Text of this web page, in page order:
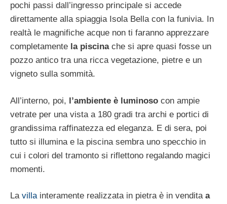
pochi passi dall’ingresso principale si accede
direttamente alla spiaggia Isola Bella con la funivia. In
realtà le magnifiche acque non ti faranno apprezzare
completamente la piscina che si apre quasi fosse un
pozzo antico tra una ricca vegetazione, pietre e un
vigneto sulla sommità.
All’interno, poi, l’ambiente è luminoso con ampie
vetrate per una vista a 180 gradi tra archi e portici di
grandissima raffinatezza ed eleganza. E di sera, poi
tutto si illumina e la piscina sembra uno specchio in
cui i colori del tramonto si riflettono regalando magici
momenti.
La villainteramente realizzata in pietra è in vendita a